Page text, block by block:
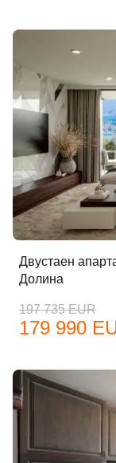
Двустаен
Долина
197 735 EUR
179 990